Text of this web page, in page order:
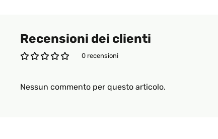
Recensioni dei clienti
0 recensioni
Nessun commento per questo articolo.